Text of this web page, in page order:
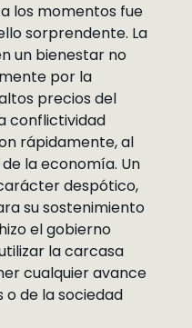
los momentos fue
sorprendente. La
un bienestar no
por la
precios del
conflictividad
rápidamente, al
la economía. Un
despótico,
su sostenimiento
el gobierno
la carcasa
cualquier avance
o de la sociedad